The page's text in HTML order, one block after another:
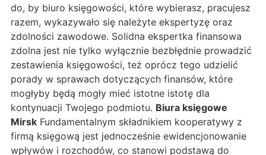
do, by biuro księgowości, które wybierasz, pracujesz
razem, wykazywało się należyte ekspertyzę oraz
zdolności zawodowe. Solidna ekspertka finansowa
zdolna jest nie tylko wyłącznie bezbłędnie prowadzić
zestawienia księgowości, też oprócz tego udzielić
porady w sprawach dotyczących finansów, które
mogłyby będą mogły mieć istotne istotę dla
kontynuacji Twojego podmiotu. Biura księgowe
Mirsk Fundamentalnym składnikiem kooperatywy z
firmą księgową jest jednocześnie ewidencjonowanie
wpływów i rozchodów, co stanowi podstawą do